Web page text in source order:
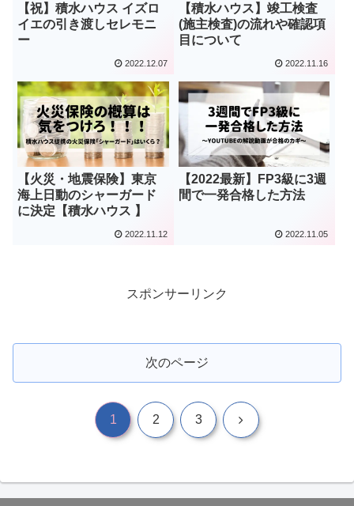
【祝】積水ハウス イズロ
イエの引き渡しセレモニ
ー
2022.12.07
【積水ハウス】竣工検査
(施主検査)の流れや確認項
目について
2022.11.16
【火災・地震保険】東京
海上日動のシャーガード
に決定【積水ハウス 】
2022.11.12
【2022最新】FP3級に3週
間で一発合格した方法
2022.11.05
スポンサーリンク
次のページ
1 2 3 次